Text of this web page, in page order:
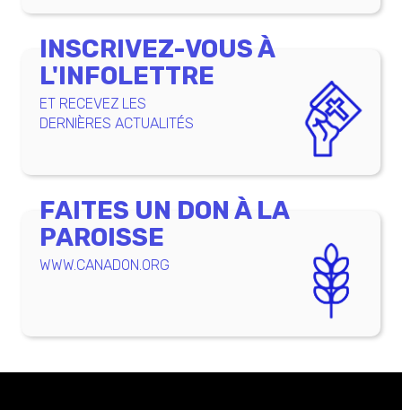
INSCRIVEZ-VOUS À
L'INFOLETTRE
ET RECEVEZ LES
DERNIÈRES ACTUALITÉS
FAITES UN DON À LA
PAROISSE
WWW.CANADON.ORG